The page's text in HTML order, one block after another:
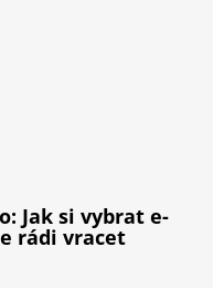
Jak si vybrat e-
rádi vracet